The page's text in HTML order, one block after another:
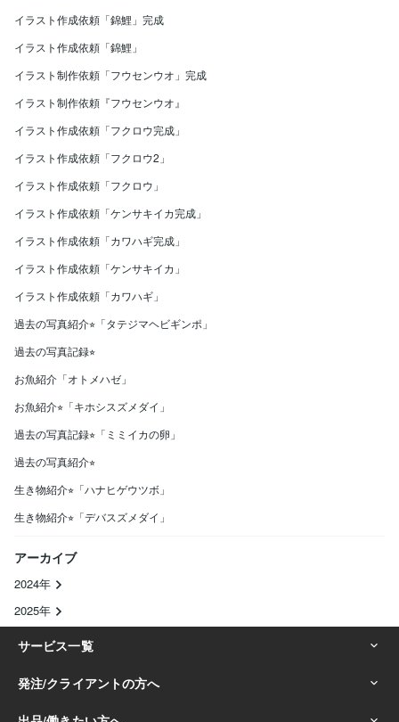
イラスト作成依頼「錦鯉」完成
イラスト作成依頼「錦鯉」
イラスト制作依頼「フウセンウオ」完成
イラスト制作依頼『フウセンウオ』
イラスト作成依頼「フクロウ完成」
イラスト作成依頼「フクロウ2」
イラスト作成依頼「フクロウ」
イラスト作成依頼「ケンサキイカ完成」
イラスト作成依頼「カワハギ完成」
イラスト作成依頼「ケンサキイカ」
イラスト作成依頼「カワハギ」
過去の写真紹介⭐︎「タテジマヘビギンポ」
過去の写真記録⭐︎
お魚紹介「オトメハゼ」
お魚紹介⭐︎「キホシスズメダイ」
過去の写真記録⭐︎「ミミイカの卵」
過去の写真紹介⭐︎
生き物紹介⭐︎「ハナヒゲウツボ」
生き物紹介⭐︎「デバスズメダイ」
アーカイブ
2024年
2025年